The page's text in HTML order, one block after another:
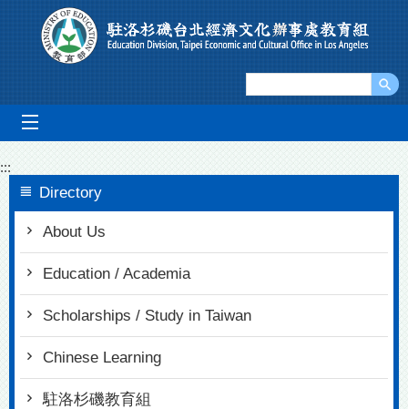
Go To Content
:::
Directory
About Us
Education / Academia
Scholarships / Study in Taiwan
Chinese Learning
駐洛杉磯教育組